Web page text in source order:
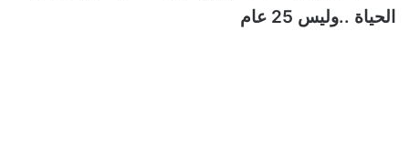
الحياة ..وليس 25 عام